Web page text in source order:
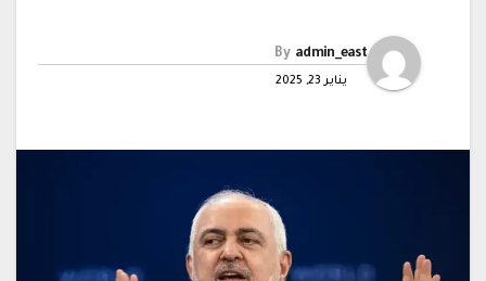
By admin_east
يناير 23, 2025